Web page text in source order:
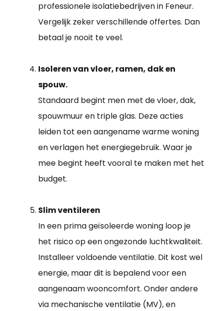
professionele isolatiebedrijven in Feneur.
Vergelijk zeker verschillende offertes. Dan
betaal je nooit te veel.
Isoleren van vloer, ramen, dak en
spouw.
Standaard begint men met de vloer, dak,
spouwmuur en triple glas. Deze acties
leiden tot een aangename warme woning
en verlagen het energiegebruik. Waar je
mee begint heeft vooral te maken met het
budget.
Slim ventileren
In een prima geïsoleerde woning loop je
het risico op een ongezonde luchtkwaliteit.
Installeer voldoende ventilatie. Dit kost wel
energie, maar dit is bepalend voor een
aangenaam wooncomfort. Onder andere
via mechanische ventilatie (MV), en